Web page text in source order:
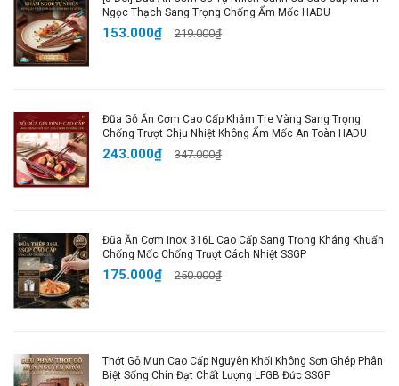
Kích thước: Xem chi tiết trong hình ảnh
Trọng lượng
Chất liệu
Đóng gói: 5 đôi đũa + hộp bảo vệ
💡 Lợi Ích Khi Sử Dụng:
An Toàn và Bền Bỉ: Chất liệu hợp kim kẽm cao cấp,
an toàn cho sức khỏe, bền bỉ với thời gian.
Dễ Dàng Vệ Sinh
khi sử dụng, tiết kiệm thời gian dọn dẹp.
🔥 Tại Sao Bạn Nên Mua Ngay Hôm Nay?
Ngọc Thạch Sang Trọng Chống Ẩm Mốc HADU
153.000₫ 219.000₫
Đũa Gỗ Ăn Cơm Cao Cấp Khảm Tre Vàng Sang Trọng
Chống Trượt Chịu Nhiệt Không Ẩm Mốc An Toàn HADU
243.000₫ 347.000₫
Đũa Ăn Cơm Inox 316L Cao Cấp Sang Trọng Kháng Khuẩn
Chống Mốc Chống Trượt Cách Nhiệt SSGP
175.000₫ 250.000₫
Thớt Gỗ Mun Cao Cấp Nguyên Khối Không Sơn Ghép Phân
Biệt Sống Chín Đạt Chất Lượng LFGB Đức SSGP